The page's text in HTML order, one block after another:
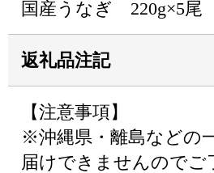
国産うなぎ 220g×5尾
返礼品注記
【注意事項】
※沖縄県・離島などの
届けできませんのでご